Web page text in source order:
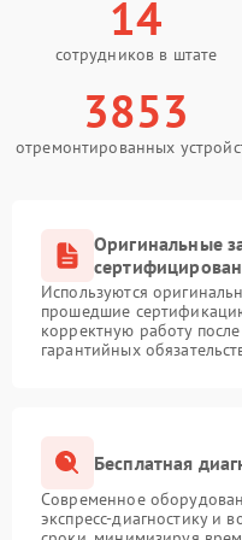
14
сотрудников в штате
3853
отремонтированных
Оригинальные
Используются
прошедшие
корректную работу
гарантийных
Бесплатная
Современное
экспресс-диагностику и